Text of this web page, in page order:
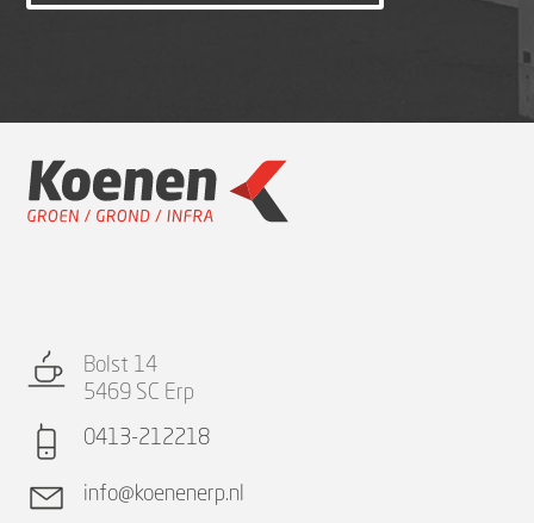
Bolst 14
5469 SC Erp
0413-212218
info@koenenerp.nl